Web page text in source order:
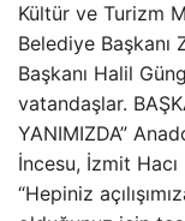
Kültür ve Turizm
Belediye
Başkanı Halil
vatandaşlar.
YANIMIZDA”
İncesu, İzmit
“Hepiniz